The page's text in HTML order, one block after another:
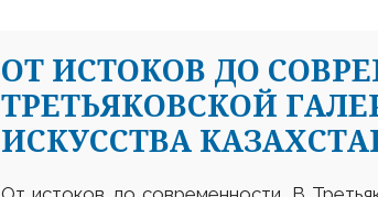
ОТ ИСТОКОВ ДО
ТРЕТЬЯКОВСКОЙ
ИСКУССТВА